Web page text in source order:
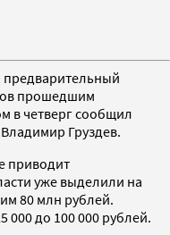
предварительный
прошедшим
в четверг сообщил
Груздев.
приводит
уже выделили на
80 млн рублей.
000 до 100 000 рублей.